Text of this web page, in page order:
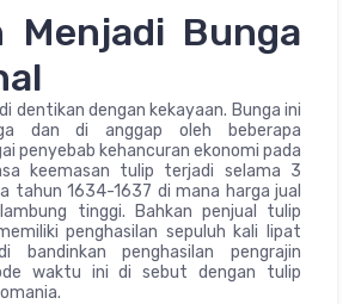
Menjadi Bunga
dentikan dengan kekayaan. Bunga ini
dan di anggap oleh beberapa
penyebab kehancuran ekonomi pada
keemasan tulip terjadi selama 3
tahun 1634-1637 di mana harga jual
tinggi. Bahkan penjual tulip
penghasilan sepuluh kali lipat
bandinkan penghasilan pengrajin
waktu ini di sebut dengan tulip